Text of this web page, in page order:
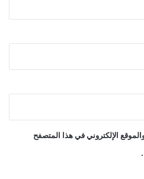
الإلكتروني في هذا المتصفح